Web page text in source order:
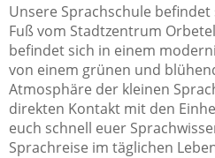
Unsere Sprachschule
Fuß vom Stadtzentrum
befindet sich in einem
von einem grünen und
Atmosphäre der kleinen
direkten Kontakt mit den
euch schnell euer
Sprachreise im täglichen